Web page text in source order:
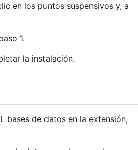
en los puntos suspensivos y, a
1.
la instalación.
bases de datos en la extensión,